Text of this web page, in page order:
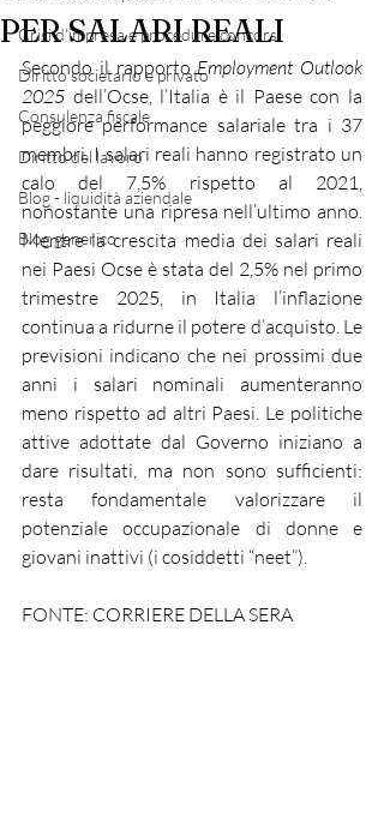
Crisi d'impresa e procedure concors
Diritto societario e privato
Consulenza fiscale
Diritto del lavoro
Blog - liquidità aziendale
Blog generico
PER SALARI REALI
Secondo il rapporto Employment Outlook
2025 dell’Ocse, l’Italia è il Paese con la
peggiore performance salariale tra i 37
membri. I salari reali hanno registrato un
calo del 7,5% rispetto al 2021,
nonostante una ripresa nell’ultimo anno.
Mentre la crescita media dei salari reali
nei Paesi Ocse è stata del 2,5% nel primo
trimestre 2025, in Italia l’inflazione
continua a ridurne il potere d’acquisto. Le
previsioni indicano che nei prossimi due
anni i salari nominali aumenteranno
meno rispetto ad altri Paesi. Le politiche
attive adottate dal Governo iniziano a
dare risultati, ma non sono sufficienti:
resta fondamentale valorizzare il
potenziale occupazionale di donne e
giovani inattivi (i cosiddetti “neet”).
FONTE: CORRIERE DELLA SERA